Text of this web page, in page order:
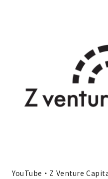
YouTube・Z Venture